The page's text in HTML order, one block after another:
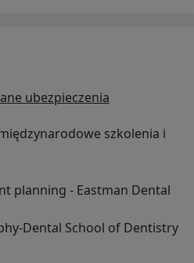
ubezpieczenia
szkolenia i
planning - Eastman Dental
Dental School of Dentistry